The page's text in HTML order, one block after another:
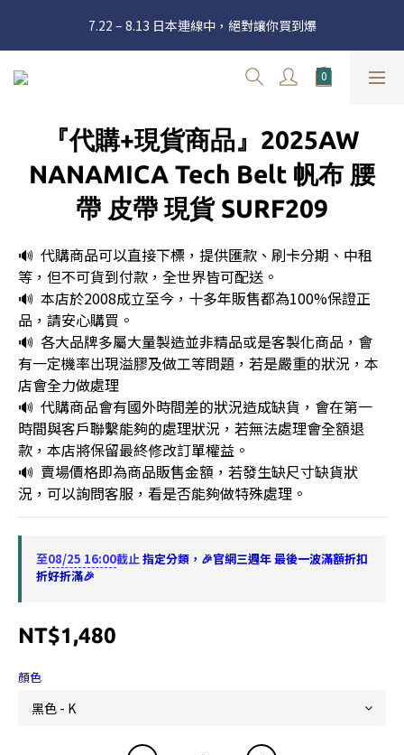
官網三週年 8月滿額送購物金 - 滿 $2000 送 $60 / 滿 $4000 送 $300
/ 滿 $10000 送 $1500
7.22 – 8.13 日本連線中，絕對讓你買到爆
新加入會員享有 $50購物金  |  消費滿$5000即可免運  |  會員好康制
/ 滿 $10000 送 $1500
『代購+現貨商品』2025AW
NANAMICA Tech Belt 帆布 腰
帶 皮帶 現貨 SURF209
🔊  代購商品可以直接下標，提供匯款、刷卡分期、中租
等，但不可貨到付款，全世界皆可配送。
🔊  本店於2008成立至今，十多年販售都為100%保證正
品，請安心購買。
🔊  各大品牌多屬大量製造並非精品或是客製化商品，會
有一定機率出現溢膠及做工等問題，若是嚴重的狀況，本
店會全力做處理
🔊  代購商品會有國外時間差的狀況造成缺貨，會在第一
時間與客戶聯繫能夠的處理狀況，若無法處理會全額退
款，本店將保留最終修改訂單權益。
🔊  賣場價格即為商品販售金額，若發生缺尺寸缺貨狀
況，可以詢問客服，看是否能夠做特殊處理。
至08/25 16:00截止指定分類，🎉官網三週年 最後一波滿額折扣
折好折滿🎉
NT$1,480
顏色